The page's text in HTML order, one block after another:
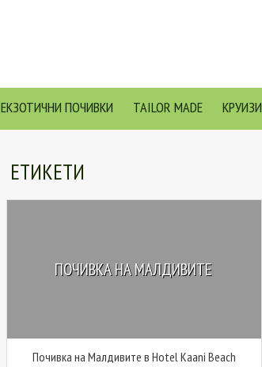
ЕКЗОТИЧНИ ПОЧИВКИ TAILOR MADE КРУИЗИ
ЕТИКЕТИ
ПОЧИВКА НА МАЛДИВИТЕ
Почивка на Малдивите в Hotel Kaani Beach